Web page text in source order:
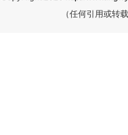
（任何引用或转